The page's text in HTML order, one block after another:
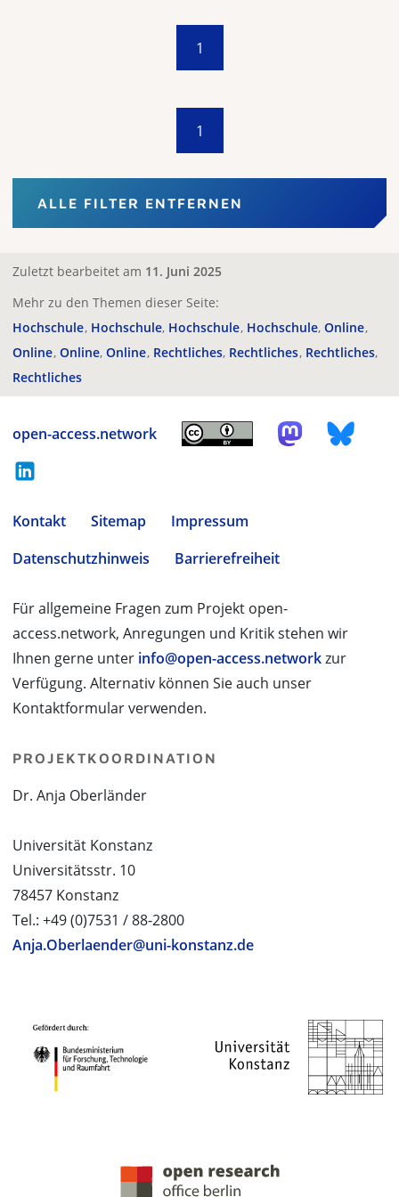
1
1
ALLE FILTER ENTFERNEN
Zuletzt bearbeitet am 11. Juni 2025
Mehr zu den Themen dieser Seite:
Hochschule Hochschule Hochschule Hochschule Online
Online Online Online Rechtliches Rechtliches Rechtliches
Rechtliches
open-access.network
Kontakt Sitemap
Impressum
Datenschutzhinweis
Barrierefreiheit
Für allgemeine Fragen zum Projekt open-
access.network, Anregungen und Kritik stehen wir
Ihnen gerne unter info@open-access.networkzur
Verfügung. Alternativ können Sie auch unser
Kontaktformular verwenden.
PROJEKTKOORDINATION
Dr. Anja Oberländer
Universität Konstanz
Universitätsstr. 10
78457 Konstanz
Tel.: +49 (0)7531 / 88-2800
Anja.Oberlaender@uni-konstanz.de